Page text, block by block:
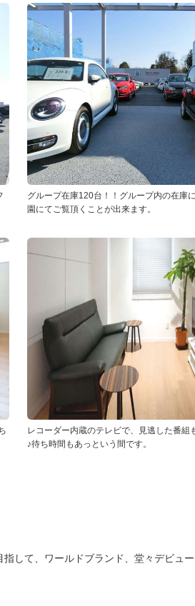
グループ在庫120台！！グループ内の在庫
園にてご覧頂くことが出来ます。
レコーダー内蔵のテレビで、見逃した番組
♪待ち時間もあっという間です。
して、ワールドブランド、堂々デビュー